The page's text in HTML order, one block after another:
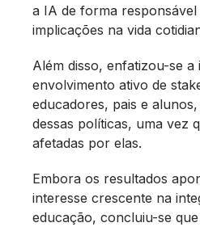
a IA de forma
implicações na vida
Além disso, enfatizou-se a
envolvimento ativo de
educadores, pais e
dessas políticas, uma vez
afetadas por elas.
Embora os resultados
interesse crescente na
educação, concluiu-se